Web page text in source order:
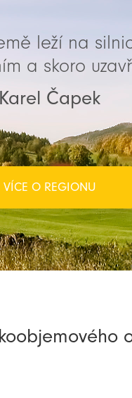
leží na
a skoro
Karel Čapek
VÍCE O REGIONU